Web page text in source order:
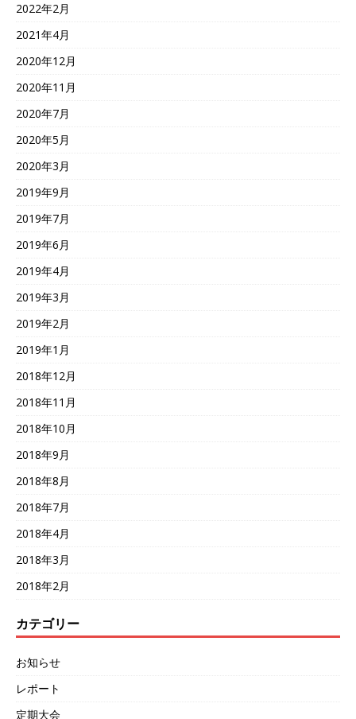
2022年2月
2021年4月
2020年12月
2020年11月
2020年7月
2020年5月
2020年3月
2019年9月
2019年7月
2019年6月
2019年4月
2019年3月
2019年2月
2019年1月
2018年12月
2018年11月
2018年10月
2018年9月
2018年8月
2018年7月
2018年4月
2018年3月
2018年2月
カテゴリー
お知らせ
レポート
定期大会